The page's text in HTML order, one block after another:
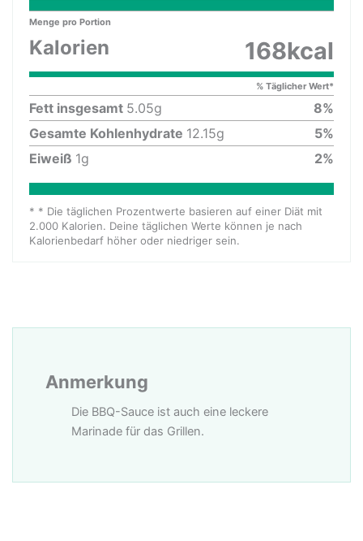
Menge pro Portion
Kalorien 168kcal
% Täglicher Wert*
Fett insgesamt 5.05g 8%
Gesamte Kohlenhydrate 12.15g 5%
Eiweiß 1g 2%
* * Die täglichen Prozentwerte basieren auf einer Diät mit
2.000 Kalorien. Deine täglichen Werte können je nach
Kalorienbedarf höher oder niedriger sein.
Anmerkung
Die BBQ-Sauce ist auch eine leckere
Marinade für das Grillen.